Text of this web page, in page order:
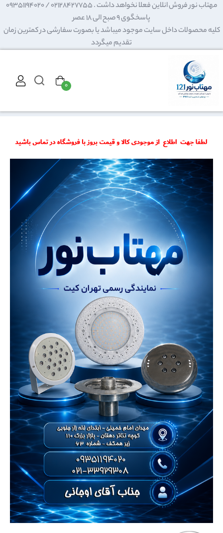
مهتاب نور فروش انلاین فعلا نخواهد داشت . 02128427755 / 09351194020
پاسخگوی 9 صبح الی 18 عصر
کلیه محصولات داخل سایت موجود میباشد یا بصورت سفارشی در کمترین زمان
تقدیم میگردد
۰